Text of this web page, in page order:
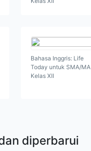
Bahasa Inggris: Life
Today untuk SMA/MA
Kelas XII
diperbarui